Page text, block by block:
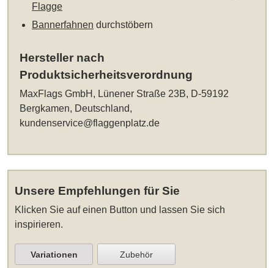
Flagge
Bannerfahnen durchstöbern
Hersteller nach
Produktsicherheitsverordnung
MaxFlags GmbH, Lünener Straße 23B, D-59192
Bergkamen, Deutschland,
kundenservice@flaggenplatz.de
Unsere Empfehlungen für Sie
Klicken Sie auf einen Button und lassen Sie sich
inspirieren.
Variationen Zubehör